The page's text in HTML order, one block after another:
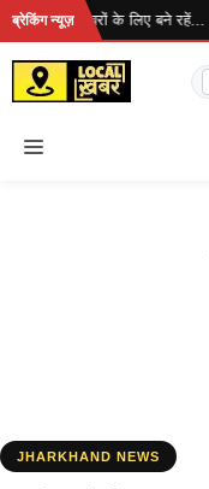
Skip
content
ब्रेकिंग न्यूज़
है... ताज़ा खबरों के लिए बने रहें...
Menu
JHARKHAND NEWS